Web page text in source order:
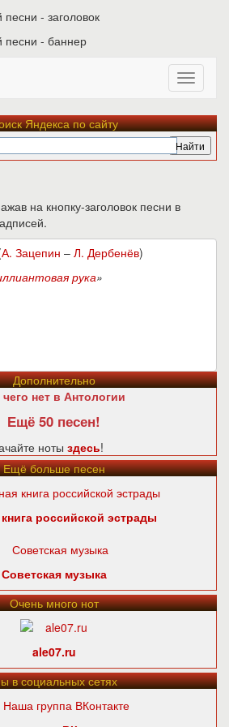
Яндекса по сайту
на кнопку-заголовок песни в
А. Зацепин – Л. Дербенёв)
рука»
Дополнительно
нет в Антологии
Ещё 50 песен!
ноты здесь!
Ещё больше песен
российской эстрады
Советская музыка
Очень много нот
ale07.ru
в социальных сетях